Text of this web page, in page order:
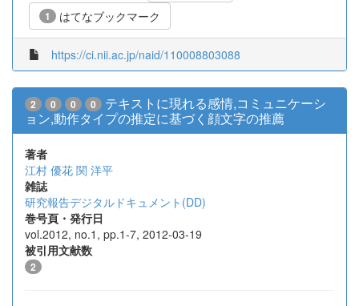
1 はてなブックマーク
https://ci.nii.ac.jp/naid/110008803088
2 0 0 0
テキストに現れる感情,コミュニケーシ
ョン,動作タイプの推定に基づく顔文字の推薦
著者
江村 優花 関 洋平
雑誌
研究報告デジタルドキュメント(DD)
巻号頁・発行日
vol.2012, no.1, pp.1-7, 2012-03-19
被引用文献数
2